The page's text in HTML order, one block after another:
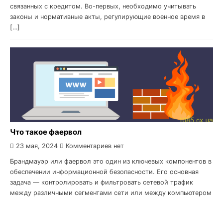
связанных с кредитом. Во-первых, необходимо учитывать
законы и нормативные акты, регулирующие военное время в
[…]
Что такое фаервол
23 мая, 2024 Комментариев нет
Брандмауэр или фаервол это один из ключевых компонентов в
обеспечении информационной безопасности. Его основная
задача — контролировать и фильтровать сетевой трафик
между различными сегментами сети или между компьютером